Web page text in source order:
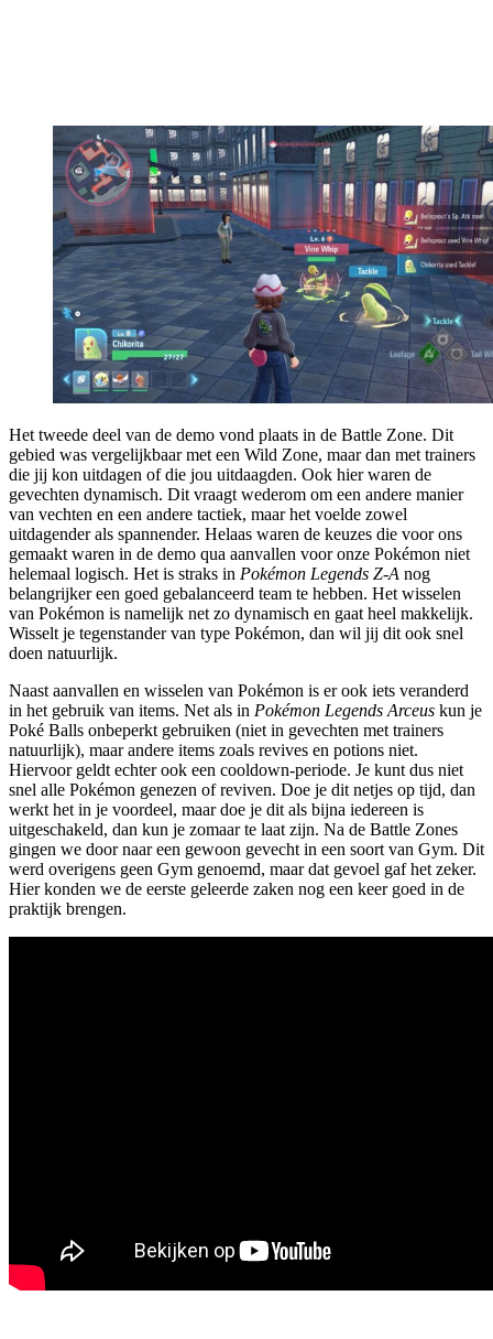
Het tweede deel van de demo vond plaats in de Battle Zone. Dit
gebied was vergelijkbaar met een Wild Zone, maar dan met trainers
die jij kon uitdagen of die jou uitdaagden. Ook hier waren de
gevechten dynamisch. Dit vraagt wederom om een andere manier
van vechten en een andere tactiek, maar het voelde zowel
uitdagender als spannender. Helaas waren de keuzes die voor ons
gemaakt waren in de demo qua aanvallen voor onze Pokémon niet
helemaal logisch. Het is straks in Pokémon Legends Z-A nog
belangrijker een goed gebalanceerd team te hebben. Het wisselen
van Pokémon is namelijk net zo dynamisch en gaat heel makkelijk.
Wisselt je tegenstander van type Pokémon, dan wil jij dit ook snel
doen natuurlijk.
Naast aanvallen en wisselen van Pokémon is er ook iets veranderd
in het gebruik van items. Net als in Pokémon Legends Arceus kun je
Poké Balls onbeperkt gebruiken (niet in gevechten met trainers
natuurlijk), maar andere items zoals revives en potions niet.
Hiervoor geldt echter ook een cooldown-periode. Je kunt dus niet
snel alle Pokémon genezen of reviven. Doe je dit netjes op tijd, dan
werkt het in je voordeel, maar doe je dit als bijna iedereen is
uitgeschakeld, dan kun je zomaar te laat zijn. Na de Battle Zones
gingen we door naar een gewoon gevecht in een soort van Gym. Dit
werd overigens geen Gym genoemd, maar dat gevoel gaf het zeker.
Hier konden we de eerste geleerde zaken nog een keer goed in de
praktijk brengen.